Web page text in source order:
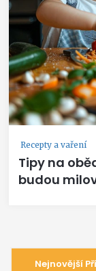
Recepty a vaření
Tipy na
budou
Nejnovější